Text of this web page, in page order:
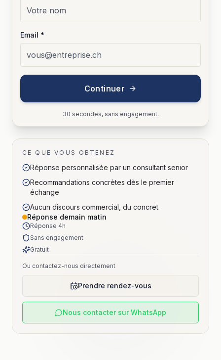
CE QUE VOUS OBTENEZ
Réponse personnalisée par un consultant senior
Recommandations concrètes dès le premier
échange
Aucun discours commercial, du concret
Réponse demain matin
Réponse 4h
Sans engagement
Gratuit
Ou contactez-nous directement
Prendre rendez-vous
Nous contacter sur WhatsApp
Email *
Continuer
30 secondes, sans engagement.